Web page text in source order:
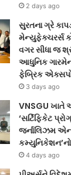
2 days ago
સુરતના ગ્રે
મેન્યુફેક્ચરર્સ
વગર સીધા જ
આધુનિક
ફેબ્રિક
3 days ago
VNSGU ખાતે
‘સર્ટિફિકેટ
જર્નાલિઝમ
4 days ago